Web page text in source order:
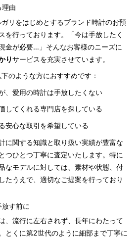
由
リをはじめとするブランド時計のお預
を行っております。「今は手放したく
金が必要…」そんなお客様のニーズに
りサービスを充実させています。
のような方におすすめです：
、愛用の時計は手放したくない
してくれる専門店を探している
安心な取引を希望している
に関する知識と取り扱い実績が豊富な
つひとつ丁寧に査定いたします。特に
なモデルに対しては、素材や状態、付
たうえで、適切なご提案を行っており
す前に
、流行に左右されず、長年にわたって
とくに第2世代のように細部まで丁寧に